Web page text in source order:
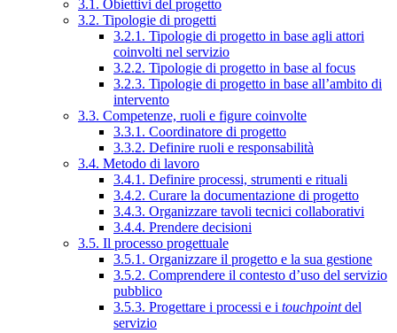
3.1. Obiettivi del progetto
3.2. Tipologie di progetti
3.2.1. Tipologie di progetto in base agli attori
coinvolti nel servizio
3.2.2. Tipologie di progetto in base al focus
3.2.3. Tipologie di progetto in base all’ambito di
intervento
3.3. Competenze, ruoli e figure coinvolte
3.3.1. Coordinatore di progetto
3.3.2. Definire ruoli e responsabilità
3.4. Metodo di lavoro
3.4.1. Definire processi, strumenti e rituali
3.4.2. Curare la documentazione di progetto
3.4.3. Organizzare tavoli tecnici collaborativi
3.4.4. Prendere decisioni
3.5. Il processo progettuale
3.5.1. Organizzare il progetto e la sua gestione
3.5.2. Comprendere il contesto d’uso del servizio
pubblico
3.5.3. Progettare i processi e i touchpointdel
servizio